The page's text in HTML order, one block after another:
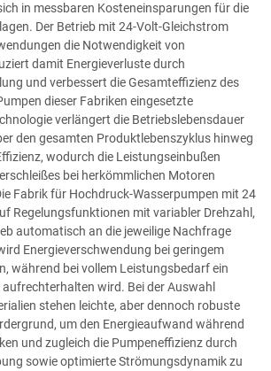
in messbaren Kosteneinsparungen für die
Der Betrieb mit 24-Volt-Gleichstrom
die Notwendigkeit von
damit Energieverluste durch
und verbessert die Gesamteffizienz des
dieser Fabriken eingesetzte
verlängert die Betriebslebensdauer
den gesamten Produktlebenszyklus hinweg
wodurch die Leistungseinbußen
bei herkömmlichen Motoren
Fabrik für Hochdruck-Wasserpumpen mit 24
Regelungsfunktionen mit variabler Drehzahl,
automatisch an die jeweilige Nachfrage
Energieverschwendung bei geringem
während bei vollem Leistungsbedarf ein
wird. Bei der Auswahl
stehen leichte, aber dennoch robuste
um den Energieaufwand während
und zugleich die Pumpeneffizienz durch
sowie optimierte Strömungsdynamik zu